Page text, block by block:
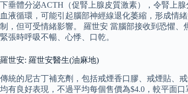
下垂體分泌ACTH（促腎上腺皮質激素），令腎上
血液循環，可能引起腦部神經線退化萎縮，形成情
制，但可受情緒影響。 羅世安 當腦部接收到恐懼
緊張時呼吸不暢、心悸、口乾。
羅世安: 羅世安醫生(油麻地)
傳統的尼古丁補充劑，包括戒煙香口膠、戒煙貼、
均有良好表現，不過平均每個售價為$4.0，較平面口